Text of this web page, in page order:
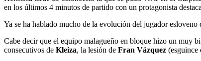
en los últimos 4 minutos de partido con un protagonista
Ya se ha hablado mucho de la evolución del jugador esloveno
Cabe decir que el equipo malagueño en bloque hizo un muy
consecutivos de Kleiza, la lesión de Fran Vázquez (esguince